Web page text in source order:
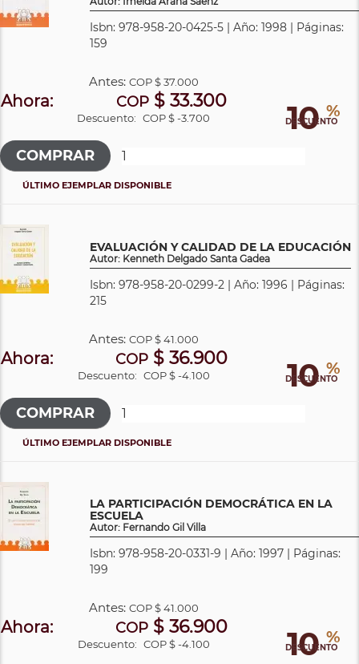
Isbn: 978-958-20-0425-5 | Año: 1998 | Páginas:
159
10 %
DESCUENTO
Antes: COP$ 37.000
Ahora: COP $ 33.300
Descuento: COP $ -3.700
ÚLTIMO EJEMPLAR DISPONIBLE
EVALUACIÓN Y CALIDAD DE LA EDUCACIÓN
Autor: Kenneth Delgado Santa Gadea
Isbn: 978-958-20-0299-2 | Año: 1996 | Páginas:
215
10 %
DESCUENTO
Antes: COP$ 41.000
Ahora: COP $ 36.900
Descuento: COP $ -4.100
ÚLTIMO EJEMPLAR DISPONIBLE
LA PARTICIPACIÓN DEMOCRÁTICA EN LA
ESCUELA
Autor: Fernando Gil Villa
Isbn: 978-958-20-0331-9 | Año: 1997 | Páginas:
199
10 %
DESCUENTO
Antes: COP$ 41.000
Ahora: COP $ 36.900
Descuento: COP $ -4.100